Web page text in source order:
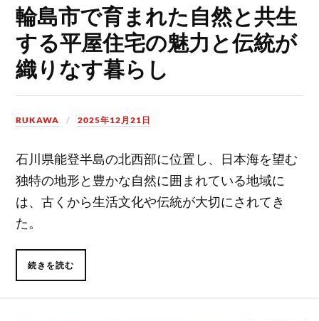
輪島市で育まれた自然と共生
する平屋住宅の魅力と伝統が
織りなす暮らし
RUKAWA 2025年12月21日
石川県能登半島の北西部に位置し、日本海を望む
独特の地形と豊かな自然に囲まれている地域に
は、古くから生活文化や伝統が大切にされてき
た。
続きを読む